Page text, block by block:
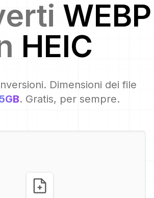
WEBP
HEIC
Dimensioni dei file
. Gratis, per sempre.